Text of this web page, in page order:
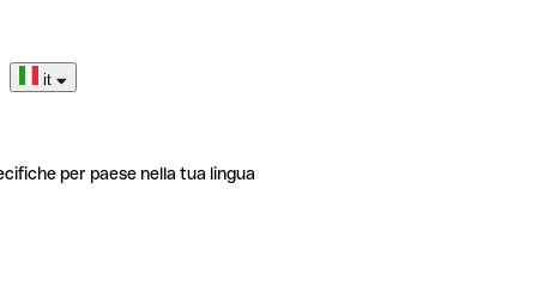
it
per paese nella tua lingua